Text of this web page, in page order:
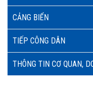
CẢNG BIỂN
TIẾP CÔNG DÂN
THÔNG TIN CƠ QUAN,